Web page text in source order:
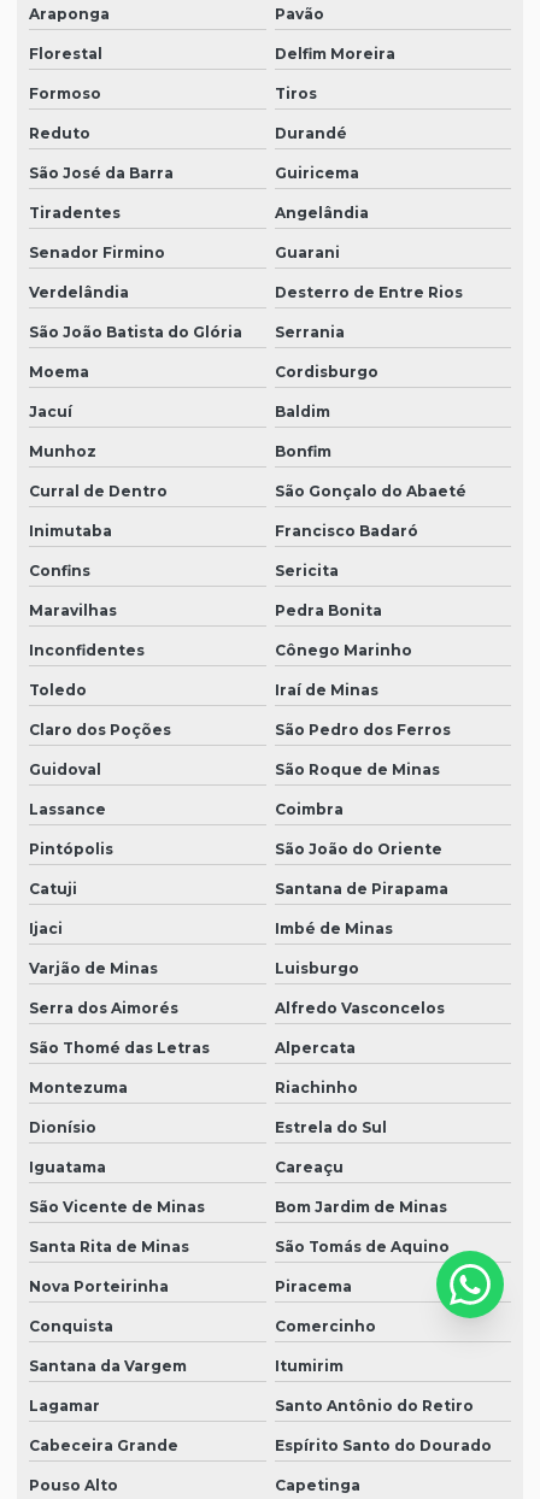
Araponga Pavão
Florestal Delfim Moreira
Formoso Tiros
Reduto Durandé
São José da Barra Guiricema
Tiradentes Angelândia
Senador Firmino Guarani
Verdelândia Desterro de Entre Rios
São João Batista do Glória Serrania
Moema Cordisburgo
Jacuí Baldim
Munhoz Bonfim
Curral de Dentro São Gonçalo do Abaeté
Inimutaba Francisco Badaró
Confins Sericita
Maravilhas Pedra Bonita
Inconfidentes Cônego Marinho
Toledo Iraí de Minas
Claro dos Poções São Pedro dos Ferros
Guidoval São Roque de Minas
Lassance Coimbra
Pintópolis São João do Oriente
Catuji Santana de Pirapama
Ijaci Imbé de Minas
Varjão de Minas Luisburgo
Serra dos Aimorés Alfredo Vasconcelos
São Thomé das Letras Alpercata
Montezuma Riachinho
Dionísio Estrela do Sul
Iguatama Careaçu
São Vicente de Minas Bom Jardim de Minas
Santa Rita de Minas São Tomás de Aquino
Nova Porteirinha Piracema
Conquista Comercinho
Santana da Vargem Itumirim
Lagamar Santo Antônio do Retiro
Cabeceira Grande Espírito Santo do Dourado
Pouso Alto Capetinga